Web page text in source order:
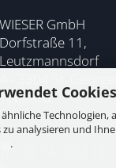
analysieren und
.
WIESER GmbH
Dorfstraße 11,
Leutzmannsdorf
Ybbsfeld
T: